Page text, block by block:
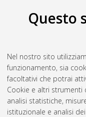
Questo
Nel nostro sito
funzionamento, sia
facoltativi che potrai
Cookie e altri
analisi statistiche,
istituzionale e analisi
Pugliese, Antonio
informazione. La
dell'informazione
Mater Studiorum
Scienze giuridiche -
10.48676/unibo/
Questa lista e'